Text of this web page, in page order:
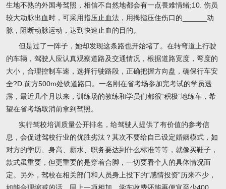
生地不熟的外国考驾照，相信不自然地都会有一点畏难情绪;10. 伤员
较大动脉出血时，可采用指压止血法，用拇指压住伤口的______动
脉，阻断动脉运动，达到快速止血的目的。
但是过了一阵子，她却发现这条路也开始堵了。在转弯道上行驶
的车辆，驾驶人应认真观察道路及交通情况，根据道路宽度，弯度的
大小，合理控制车速，选择行驶路段，正确把握方向盘，确保行车安
全?D.前方500m处铁道路口。一名刚在省考场参加完考试的学员透
露，最近几个月以来，训练场的教练和学员们都很“积极”地练车，希
望在省考场取消前拿到驾照。
实行驾校培训质量公开排名，给驾驶人提供了有价值的参考信
息，会促进驾校行业的优胜劣汰？其次不要给自己设定婚姻模式，如
对方的学历、身高、薪水、职务要达到什么标准等等，就像买鞋子，
款式虽重要，但更重要的是穿着合脚，一切要看个人的具体情况而
定。另外，驾校在相关部门和人员身上投下的“感情投资”历来不少，
如能合理缩减的话，同上一项相加，学车收费还能再便宜至少400